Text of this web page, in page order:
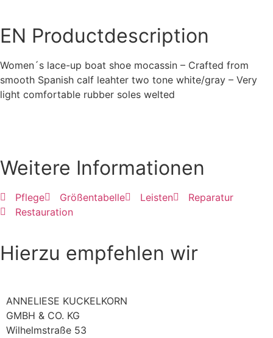
EN Productdescription
Women´s lace-up boat shoe mocassin – Crafted from
smooth Spanish calf leahter two tone white/gray – Very
light comfortable rubber soles welted
Weitere Informationen
Pflege Größentabelle Leisten
Reparatur
Restauration
Hierzu empfehlen wir
ANNELIESE KUCKELKORN
GMBH & CO. KG
Wilhelmstraße 53